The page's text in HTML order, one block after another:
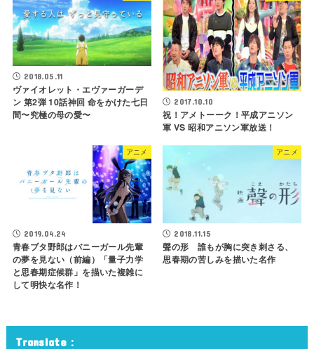
2018.05.11
ヴァイオレット・エヴァーガーデ
ン 第2弾 10話神回 命をかけた七日
間〜究極の母の愛〜
2017.10.10
祝！アメトーーク！平成アニソン
軍 VS 昭和アニソン軍放送！
アニメ
2019.04.24
青春ブタ野郎はバニーガール先輩
の夢を見ない（前編）「量子力学
と思春期症候群」を描いた複雑に
して明快な名作！
アニメ
2018.11.15
聲の形 誰もが胸に突き刺さる、
思春期の苦しみを描いた名作
Translate：